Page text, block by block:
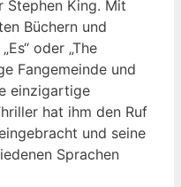
Stephen King. Mit
Büchern und
oder „The
Fangemeinde ⁤und
einzigartige
hat ihm den⁣ Ruf
und seine
Sprachen